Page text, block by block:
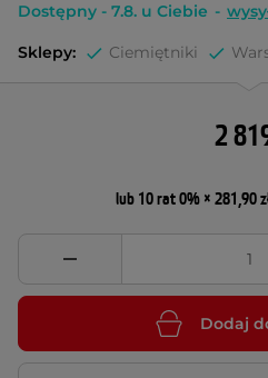
Dostępny - 7.8. u Ciebie -
Sklepy: Ciemiętniki
2
lub 10 rat 0% × 281,90
Dodaj